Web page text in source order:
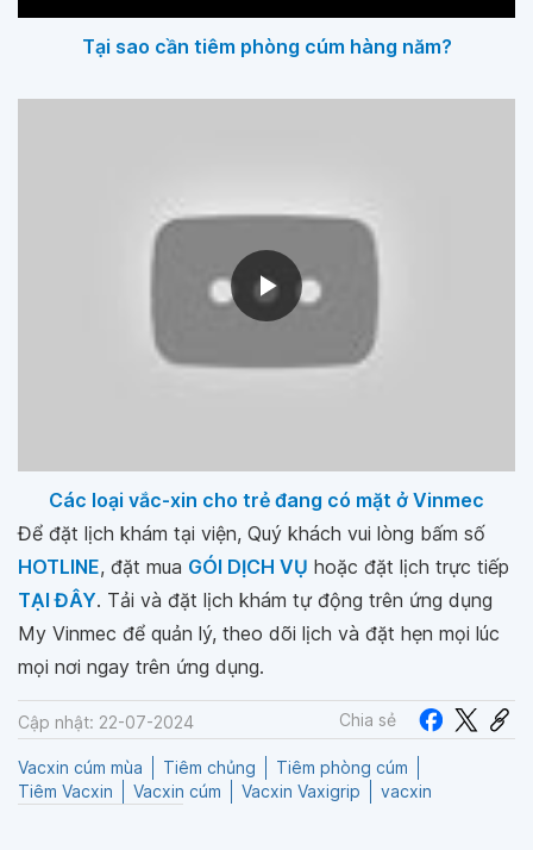
Tại sao cần tiêm phòng cúm hàng năm?
Các loại vắc-xin cho trẻ đang có mặt ở Vinmec
Để đặt lịch khám tại viện, Quý khách vui lòng bấm số
HOTLINE, đặt mua GÓI DỊCH VỤ hoặc đặt lịch trực tiếp
TẠI ĐÂY. Tải và đặt lịch khám tự động trên ứng dụng
My Vinmec để quản lý, theo dõi lịch và đặt hẹn mọi lúc
mọi nơi ngay trên ứng dụng.
Cập nhật: 22-07-2024 Chia sẻ
Vacxin cúm mùa Tiêm chủng
Tiêm phòng cúm
Tiêm Vacxin
Vacxin cúm Vacxin Vaxigrip vacxin